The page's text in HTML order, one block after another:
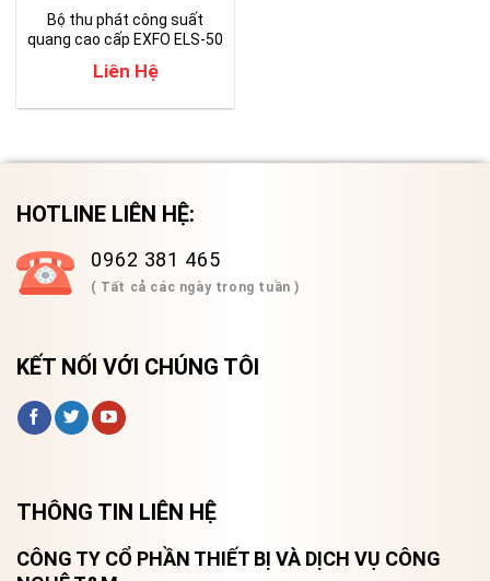
Bộ thu phát công suất
quang cao cấp EXFO ELS-50
Liên Hệ
HOTLINE LIÊN HỆ:
0962 381 465
( Tất cả các ngày trong tuần )
KẾT NỐI VỚI CHÚNG TÔI
THÔNG TIN LIÊN HỆ
CÔNG TY CỔ PHẦN THIẾT BỊ VÀ DỊCH VỤ CÔNG